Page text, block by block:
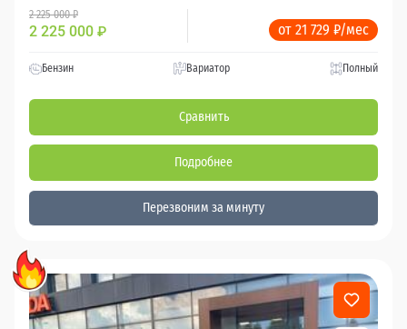
2 225 000 ₽
2 225 000 ₽ от 21 729 ₽/мес
Бензин Вариатор Полный
Сравнить
Подробнее
Перезвоним за минуту